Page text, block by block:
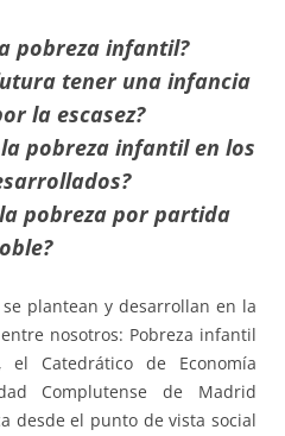
pobreza infantil?
tener una infancia
la escasez?
pobreza infantil en los
pobreza por partida
plantean y desarrollan en la
nosotros: Pobreza infantil
Catedrático de Economía
Complutense de Madrid
desde el punto de vista social